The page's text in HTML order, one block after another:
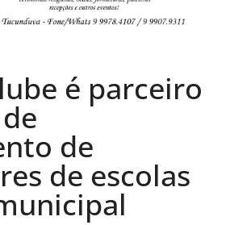
é parceiro
de
de escolas